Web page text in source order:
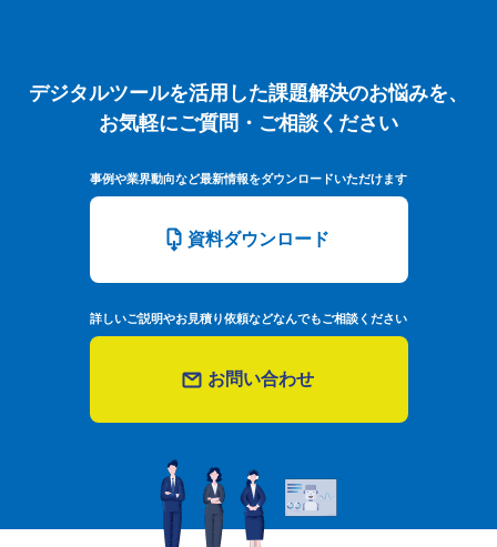
デジタルツールを活用した課題解決のお悩みを、
デジタルツールを活用した課題解決のお悩みを、
お気軽にご質問・ご相談ください
事例や業界動向など最新情報をダウンロードいただけます
資料ダウンロード
詳しいご説明やお見積り依頼などなんでもご相談ください
お問い合わせ